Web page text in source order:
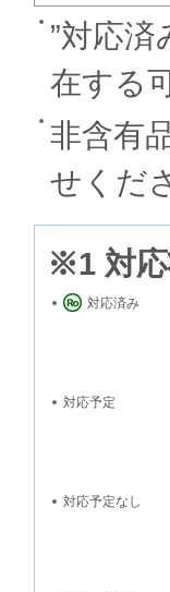
”対応
在する
非含有
せくだ
※1 対
対応済み
対応予定
対応予定なし